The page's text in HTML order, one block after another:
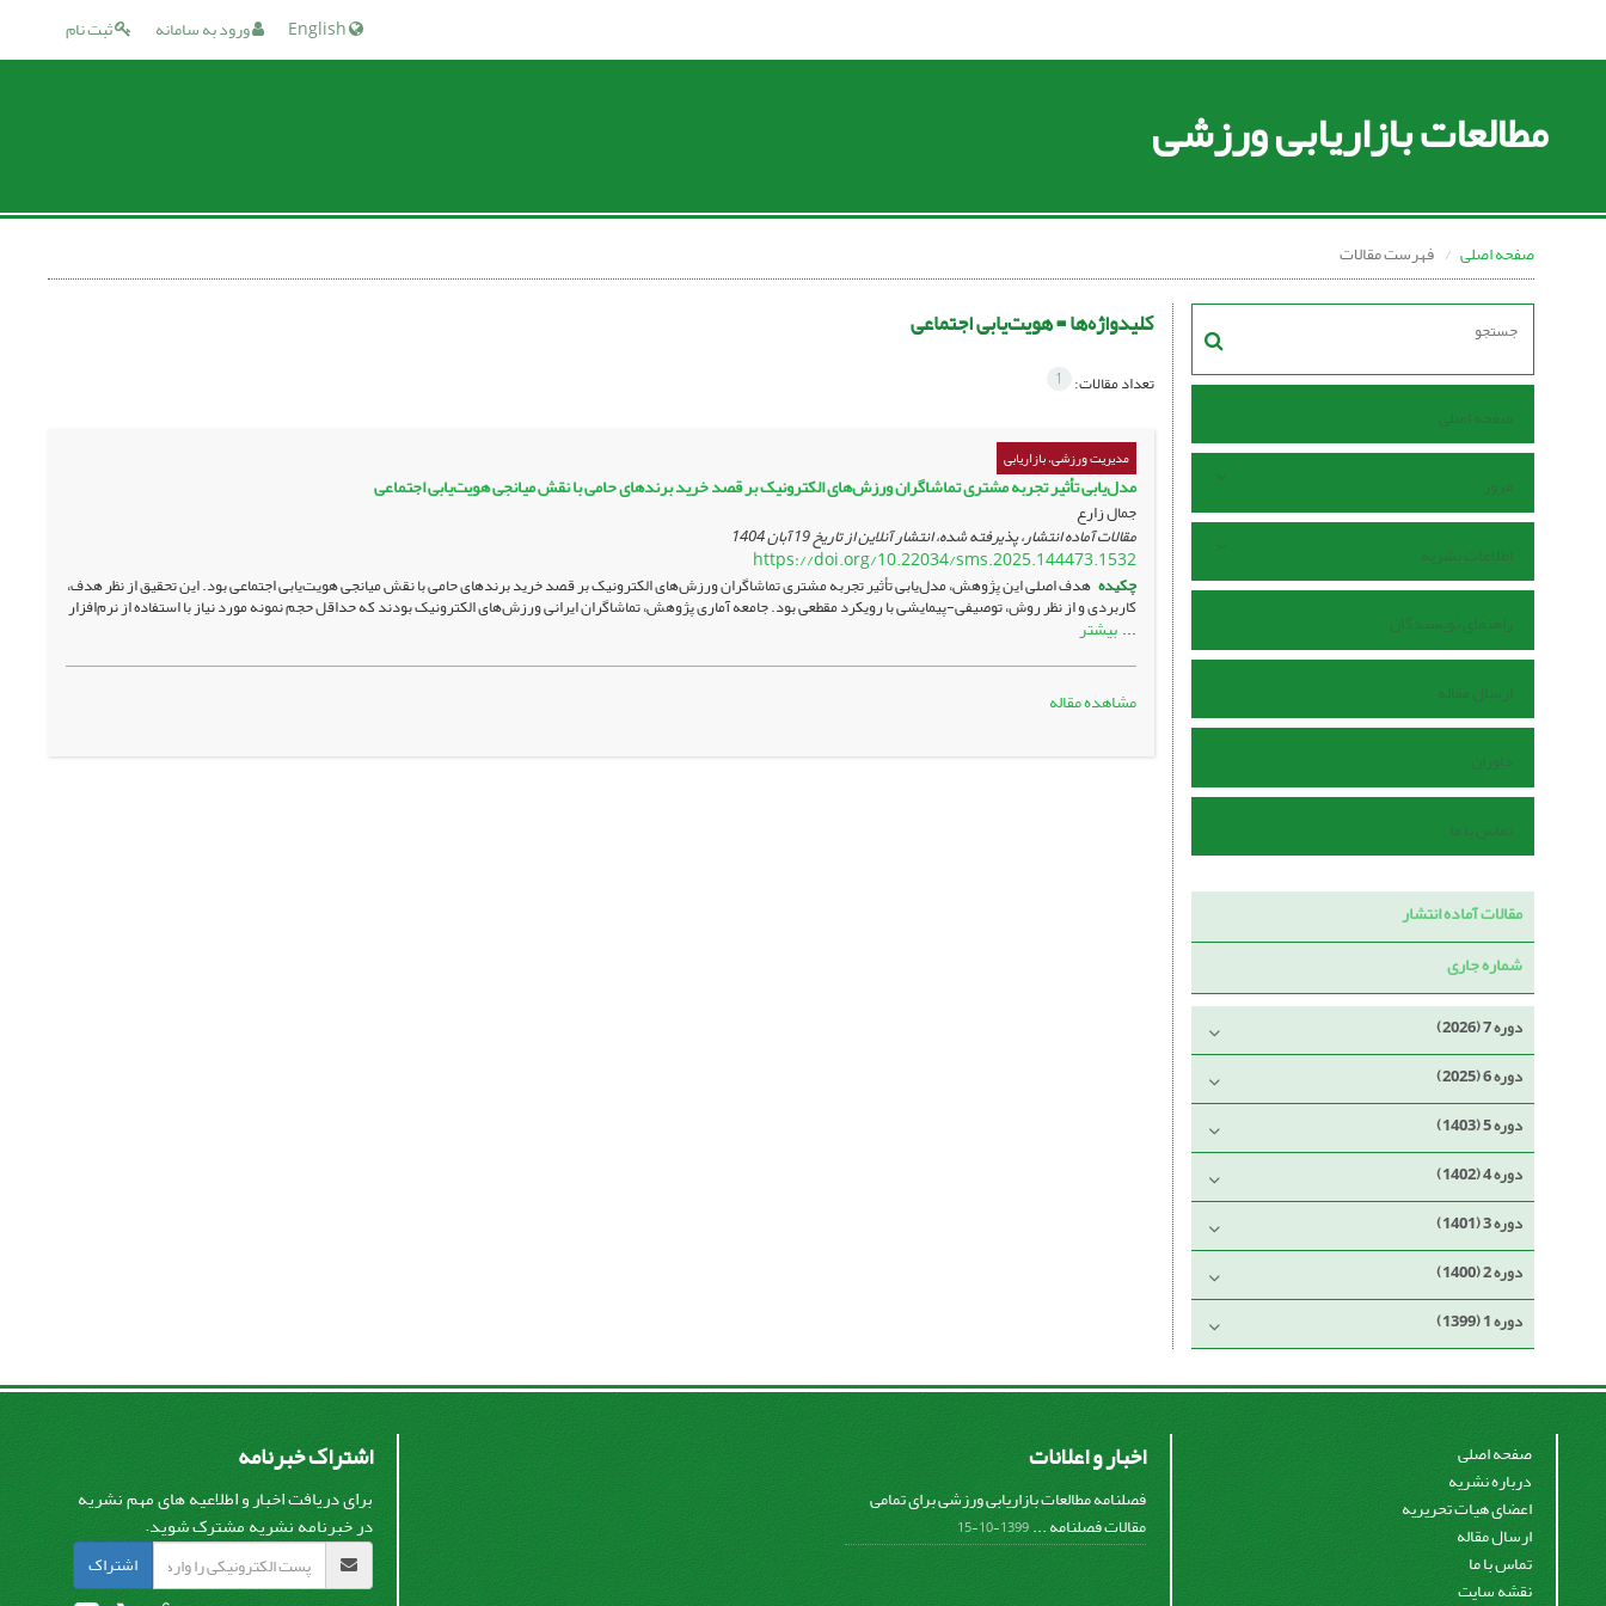
ثبت نام ورود به سامانه
مطالعات بازاریابی ورزشی
صفحه اصلی فهرست مقالات
صفحه اصلی
مرور
اطلاعات نشریه
راهنمای نویسندگان
ارسال مقاله
داوران
تماس با ما
مقالات آماده انتشار
شماره جاری
دوره 7 (2026)
دوره 6 (2025)
دوره 5 (1403)
دوره 4 (1402)
دوره 3 (1401)
دوره 2 (1400)
دوره 1 (1399)
کلیدواژه‌ها =هویت‌یابی اجتماعی
تعداد مقالات: 1
مدیریت ورزشی، بازاریابی
مدل‌یابی تأثیر تجربه مشتری تماشاگران ورزش‌های الکترونیک بر قصد خرید برندهای حامی با نقش میانجی هویت‌یابی اجتماعی
جمال زارع
مقالات آماده انتشار، پذیرفته شده، انتشار آنلاین از تاریخ19 آبان 1404
https://doi.org/10.22034/sms.2025.144473.1532
چکیده هدف اصلی این پژوهش، مدل‌یابی تأثیر تجربه مشتری تماشاگران ورزش‌های الکترونیک بر قصد خرید برندهای حامی با نقش میانجی هویت‌یابی اجتماعی بود. این تحقیق از نظر هدف،
کاربردی و از نظر روش، توصیفی-پیمایشی با رویکرد مقطعی بود. جامعه آماری پژوهش، تماشاگران ایرانی ورزش‌های الکترونیک بودند که حداقل حجم نمونه مورد نیاز با استفاده از نرم‌افزار
...بیشتر
مشاهده مقاله
صفحه اصلی
درباره نشریه
اعضای هیات تحریریه
ارسال مقاله
تماس با ما
نقشه سایت
اخبار و اعلانات
فصلنامه مطالعات بازاریابی ورزشی برای تمامی
مقالات فصلنامه ... 1399-10-15
اشتراک خبرنامه
برای دریافت اخبار و اطلاعیه های مهم نشریه
در خبرنامه نشریه مشترک شوید.
اشتراک